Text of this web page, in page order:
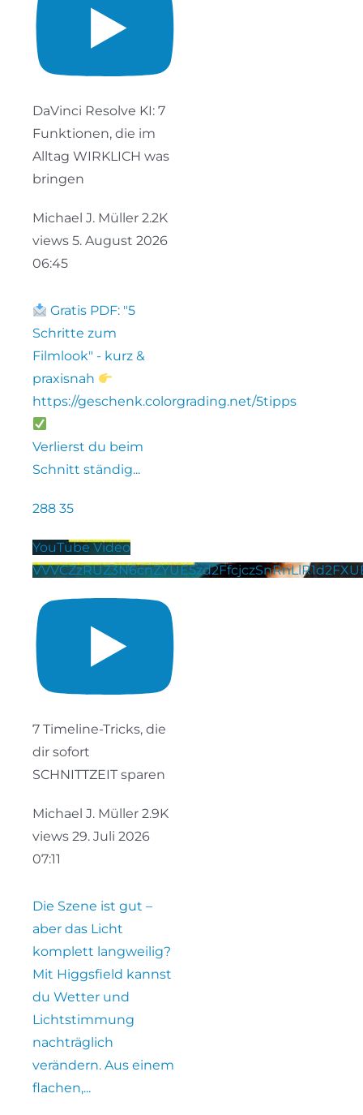
DaVinci Resolve KI: 7
Funktionen, die im
Alltag WIRKLICH was
bringen
Michael J. Müller 2.2K
views 5. August 2026
06:45
Gratis PDF: "5
Schritte zum
Filmlook" - kurz &
praxisnah
https://geschenk.colorgrading.net/5tipps
Verlierst du beim
Schnitt ständig...
288 35
YouTube Video
7 Timeline-Tricks, die
dir sofort
SCHNITTZEIT sparen
Michael J. Müller 2.9K
views 29. Juli 2026
07:11
Die Szene ist gut –
aber das Licht
komplett langweilig?
Mit Higgsfield kannst
du Wetter und
Lichtstimmung
nachträglich
verändern. Aus einem
flachen,...